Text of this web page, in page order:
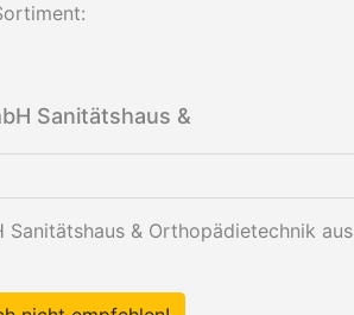
Sanitätshaus &
& Orthopädietechnik aus